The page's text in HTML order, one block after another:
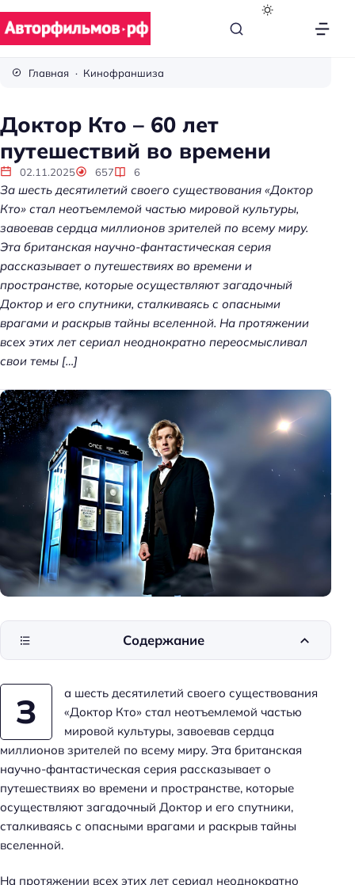
р
о
к
и
н
о
Главная Кинофраншиза
Доктор Кто – 60 лет
путешествий во времени
02.11.2025 657 6
За шесть десятилетий своего существования «Доктор
Кто» стал неотъемлемой частью мировой культуры,
завоевав сердца миллионов зрителей по всему миру.
Эта британская научно-фантастическая серия
рассказывает о путешествиях во времени и
пространстве, которые осуществляют загадочный
Доктор и его спутники, сталкиваясь с опасными
врагами и раскрыв тайны вселенной. На протяжении
всех этих лет сериал неоднократно переосмысливал
свои темы […]
З
а шесть десятилетий своего существования
«Доктор Кто» стал неотъемлемой частью
мировой культуры, завоевав сердца
миллионов зрителей по всему миру. Эта британская
научно-фантастическая серия рассказывает о
путешествиях во времени и пространстве, которые
осуществляют загадочный Доктор и его спутники,
сталкиваясь с опасными врагами и раскрыв тайны
вселенной.
На протяжении всех этих лет сериал неоднократно
Содержание